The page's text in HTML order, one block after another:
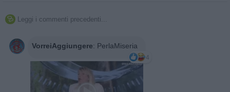
 Leggi i commenti precedenti...
VorreiAggiungere: PerlaMiseria
4